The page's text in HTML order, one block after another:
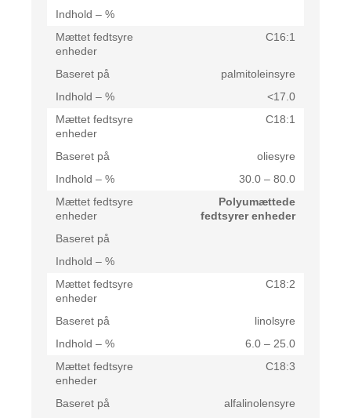
C16:1
palmitoleinsyre
<17.0
C18:1
oliesyre
30.0 – 80.0
Polyumættede
fedtsyrer enheder
C18:2
linolsyre
6.0 – 25.0
C18:3
alfalinolensyre